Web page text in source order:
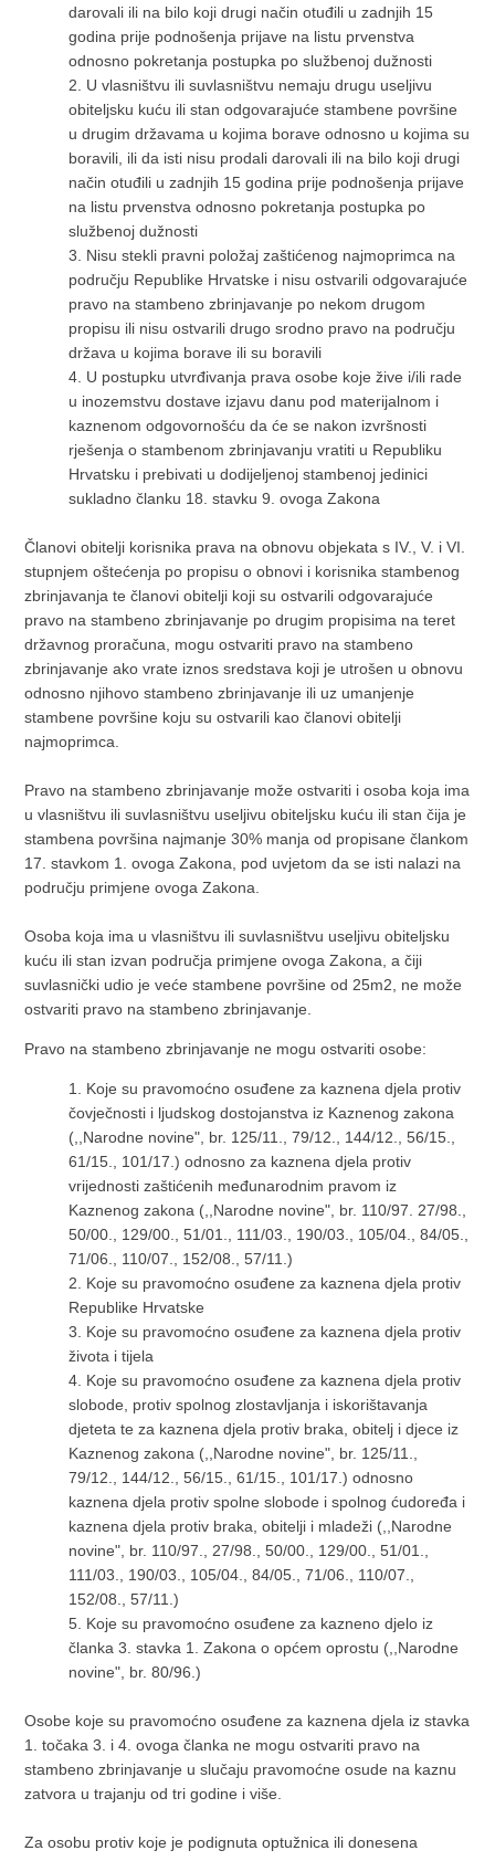
darovali ili na bilo koji drugi način otuđili u zadnjih 15
godina prije podnošenja prijave na listu prvenstva
odnosno pokretanja postupka po službenoj dužnosti
2.
U vlasništvu ili suvlasništvu nemaju drugu useljivu
obiteljsku kuću ili stan odgovarajuće stambene površine
u drugim državama u kojima borave odnosno u kojima su
boravili, ili da isti nisu prodali darovali ili na bilo koji drugi
način otuđili u zadnjih 15 godina prije podnošenja prijave
na listu prvenstva odnosno pokretanja postupka po
službenoj dužnosti
3.
Nisu stekli pravni položaj zaštićenog najmoprimca na
području Republike Hrvatske i nisu ostvarili odgovarajuće
pravo na stambeno zbrinjavanje po nekom drugom
propisu ili nisu ostvarili drugo srodno pravo na području
država u kojima borave ili su boravili
4. U postupku utvrđivanja prava osobe koje žive i/ili rade
u inozemstvu dostave izjavu danu pod materijalnom i
kaznenom odgovornošću da će se nakon izvršnosti
rješenja o stambenom zbrinjavanju vratiti u Republiku
Hrvatsku i prebivati u dodijeljenoj stambenoj jedinici
sukladno članku 18. stavku 9. ovoga Zakona
Članovi obitelji korisnika prava na obnovu objekata s IV., V. i VI.
stupnjem oštećenja po propisu o obnovi i korisnika stambenog
zbrinjavanja te članovi obitelji koji su ostvarili odgovarajuće
pravo na stambeno zbrinjavanje po drugim propisima na teret
državnog proračuna, mogu ostvariti pravo na stambeno
zbrinjavanje ako vrate iznos sredstava koji je utrošen u obnovu
odnosno njihovo stambeno zbrinjavanje ili uz umanjenje
stambene površine koju su ostvarili kao članovi obitelji
najmoprimca.
Pravo na stambeno zbrinjavanje može ostvariti i osoba koja ima
u vlasništvu ili suvlasništvu useljivu obiteljsku kuću ili stan čija je
stambena površina najmanje 30% manja od propisane člankom
17. stavkom 1. ovoga Zakona, pod uvjetom da se isti nalazi na
području primjene ovoga Zakona.
Osoba koja ima u vlasništvu ili suvlasništvu useljivu obiteljsku
kuću ili stan izvan područja primjene ovoga Zakona, a čiji
suvlasnički udio je veće stambene površine od 25m2, ne može
ostvariti pravo na stambeno zbrinjavanje.
Pravo na stambeno zbrinjavanje ne mogu ostvariti osobe:
1.
Koje su pravomoćno osuđene za kaznena djela protiv
čovječnosti i ljudskog dostojanstva iz Kaznenog zakona
(,,Narodne novine", br. 125/11., 79/12., 144/12., 56/15.,
61/15., 101/17.) odnosno za kaznena djela protiv
vrijednosti zaštićenih međunarodnim pravom iz
Kaznenog zakona (,,Narodne novine", br. 110/97. 27/98.,
50/00., 129/00., 51/01., 111/03., 190/03., 105/04., 84/05.,
71/06., 110/07., 152/08., 57/11.)
2.
Koje su pravomoćno osuđene za kaznena djela protiv
Republike Hrvatske
3.
Koje su pravomoćno osuđene za kaznena djela protiv
života i tijela
4. Koje su pravomoćno osuđene za kaznena djela protiv
slobode, protiv spolnog zlostavljanja i iskorištavanja
djeteta te za kaznena djela protiv braka, obitelj i djece iz
Kaznenog zakona (,,Narodne novine", br. 125/11.,
79/12., 144/12., 56/15., 61/15., 101/17.) odnosno
kaznena djela protiv spolne slobode i spolnog ćudoređa i
kaznena djela protiv braka, obitelji i mladeži (,,Narodne
novine", br. 110/97., 27/98., 50/00., 129/00., 51/01.,
111/03., 190/03., 105/04., 84/05., 71/06., 110/07.,
152/08., 57/11.)
5. Koje su pravomoćno osuđene za kazneno djelo iz
članka 3. stavka 1. Zakona o općem oprostu (,,Narodne
novine", br. 80/96.)
Osobe koje su pravomoćno osuđene za kaznena djela iz stavka
1. točaka 3. i 4. ovoga članka ne mogu ostvariti pravo na
stambeno zbrinjavanje u slučaju pravomoćne osude na kaznu
zatvora u trajanju od tri godine i više.
Za osobu protiv koje je podignuta optužnica ili donesena